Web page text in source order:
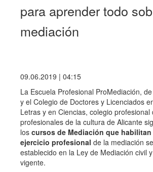
PROA
para aprender todo
mediación
09.06.2019 | 04:15
La Escuela Profesional ProMediación,
y el Colegio de Doctores y Licenciados
Letras y en Ciencias, colegio profesional
profesionales de la cultura de Alicante
los cursos de Mediación que habilitan
ejercicio profesional de la mediación
establecido en la Ley de Mediación civil
vigente.